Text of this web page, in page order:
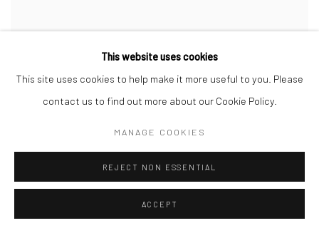
Taygoara, Sem título , da série coroas , 2023
This website uses cookies
This site uses cookies to help make it more useful to you. Please
contact us to find out more about our Cookie Policy.
MANAGE COOKIES
REJECT NON ESSENTIAL
ACCEPT